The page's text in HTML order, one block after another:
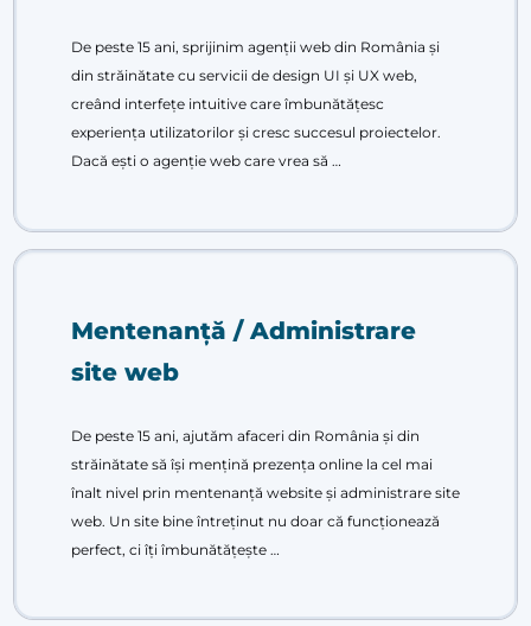
De peste 15 ani, sprijinim agenții web din România și
din străinătate cu servicii de design UI și UX web,
creând interfețe intuitive care îmbunătățesc
experiența utilizatorilor și cresc succesul proiectelor.
Dacă ești o agenție web care vrea să …
Mentenanță / Administrare
site web
De peste 15 ani, ajutăm afaceri din România și din
străinătate să își mențină prezența online la cel mai
înalt nivel prin mentenanță website și administrare site
web. Un site bine întreținut nu doar că funcționează
perfect, ci îți îmbunătățește …